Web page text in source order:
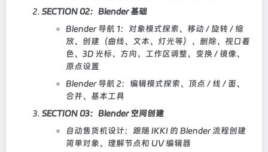
SECTION 02：Blender 基础
Blender 导航 1：对象模式探索、移动 / 旋转 / 缩
放、创建（曲线、文本、灯光等）、删除、视口着
色、3D 光标、方向、工作区调整、变换 / 镜像、
原点设置
Blender 导航 2：编辑模式探索、顶点 / 线 / 面、
合并、基本工具
SECTION 03：Blender 空间创建
自动售货机设计：跟随 IKKI 的 Blender 流程创建
简单对象、理解节点和 UV 编辑器